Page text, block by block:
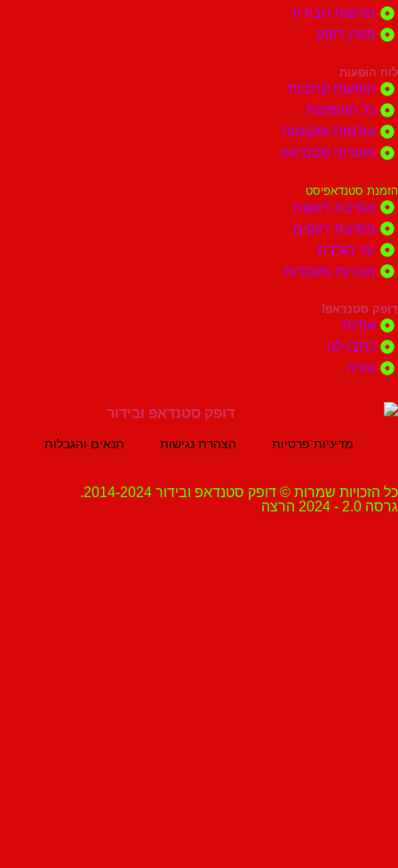
הבידור
דופק
קרובות
ומקומות
סטנדאפ
רווקות
רווקים
ומוסדות
לנו
מדיניות פרטיות הצהרת נגישות תנאים והגבלות
שמרות © דופק סטנדאפ ובידור 2014-2024.